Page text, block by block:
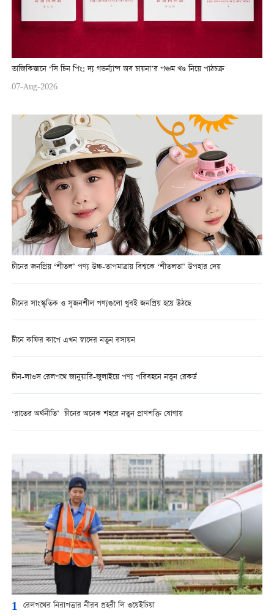
তাজিকিস্তানে ‘সি চিন পিং: দ্য গভর্ন্যান্স অব চায়না’র পঞ্চম খণ্ড নিয়ে পাঠচক্র
07-Aug-2026
চীনের জনপ্রিয় ‘শীতল’ পণ্য উচ্চ-তাপমাত্রায় বিশ্বকে ‘শীতলতা’ উপহার দেয়
চীনের সাংস্কৃতিক ও সৃজনশীল পণ্যগুলো খুবই জনপ্রিয় হয়ে উঠছে
চীনে কফির কাপে এখন স্বাদের নতুন রসায়ন
চীন-লাওস রেলপথে জানুয়ারি-জুলাইয়ে পণ্য পরিবহনে নতুন রেকর্ড
‘রাতের অর্থনীতি’ চীনের অনেক শহরে নতুন প্রাণশক্তি যোগায়
1 রেলপথের নিরাপত্তার নীরব প্রহরী লি ওয়েইচিয়া